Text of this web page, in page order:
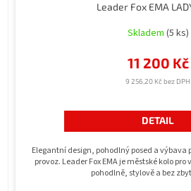
Leader Fox EMA
Skladem (5 ks)
9 256,20 Kč bez DPH
11 200 Kč
DETAIL
Elegantní design, pohodlný posed a
provoz. Leader Fox EMA je městské kolo
pohodlně, stylově a bez